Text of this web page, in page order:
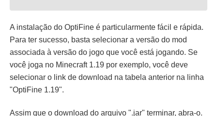
A instalação do OptiFine é particularmente fácil e rápida.
Para ter sucesso, basta selecionar a versão do mod
associada à versão do jogo que você está jogando. Se
você joga no Minecraft 1.19 por exemplo, você deve
selecionar o link de download na tabela anterior na linha
"OptiFine 1.19".
Assim que o download do arquivo ".jar" terminar, abra-o.